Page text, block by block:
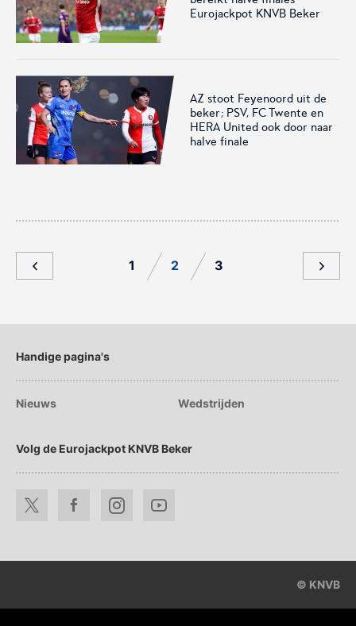
Eén Tweetje
De online community voor
bestuurders in het
amateurvoetbal.
Eurojackpot KNVB Beker
AZ stoot Feyenoord uit de
beker; PSV, FC Twente en
HERA United ook door naar
halve finale
1 2 3
Handige pagina's
Nieuws Wedstrijden
Volg de Eurojackpot KNVB Beker
© KNVB